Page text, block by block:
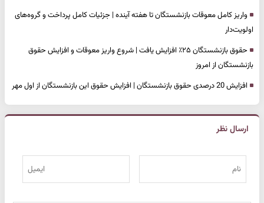
واریز کامل معوقات بازنشستگان تا هفته آینده | جزئیات کامل پرداخت و گروه‌های
اولویت‌دار
حقوق بازنشستگان ۲۵٪ افزایش یافت | شروع واریز معوقات و افزایش حقوق
بازنشستگان از امروز
افزایش 20 درصدی حقوق بازنشستگان | افزایش حقوق این بازنشستگان از اول مهر
ارسال نظر